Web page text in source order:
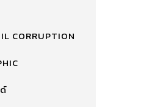
CORRUPTION